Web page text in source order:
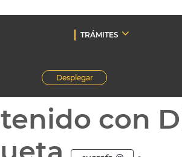
TRÁMITES
Desplegar
con